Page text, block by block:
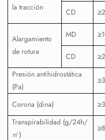
la tracción
CD ≥2
Alargamiento
de rotura
MD
CD
Presión antihidrostática
(Pa)
Corona (dina)
Transpirabilidad (g/24h/
㎡)